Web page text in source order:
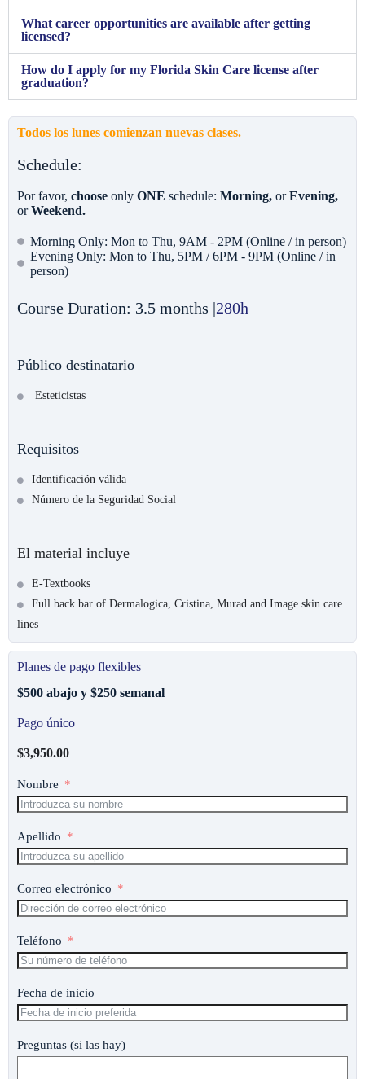
What career opportunities are available after getting
licensed?
How do I apply for my Florida Skin Care license after
graduation?
Todos los lunes comienzan nuevas clases.
Schedule:
Por favor, choose only ONE schedule: Morning, orEvening,
orWeekend.
Morning Only: Mon to Thu, 9AM - 2PM (Online / in person)
Evening Only: Mon to Thu, 5PM / 6PM - 9PM (Online / in
person)
Course Duration: 3.5 months |280h
Público destinatario
Esteticistas
Requisitos
Identificación válida
Número de la Seguridad Social
El material incluye
E-Textbooks
Full back bar of Dermalogica, Cristina, Murad and Image skin care
lines
Planes de pago flexibles
$500 abajo y $250 semanal
Pago único
$3,950.00
Nombre
Apellido
Correo electrónico
Teléfono
Fecha de inicio
Preguntas (si las hay)